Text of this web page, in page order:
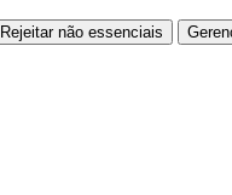
Rejeitar não essenciais